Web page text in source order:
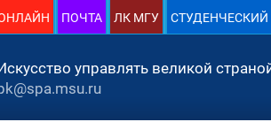
ПОЧТА ЛК МГУ СТУДЕНЧЕСКИЙ
управлять великой